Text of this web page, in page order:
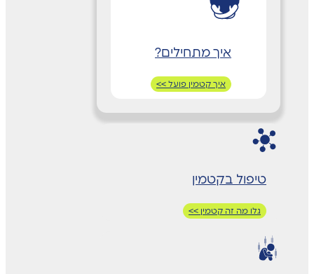
איך מתחילים?
איך קטמין פועל >>
טיפול בקטמין
גלו מה זה קטמין >>